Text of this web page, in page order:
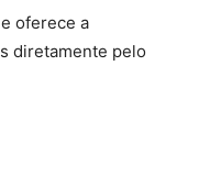
oferece a
diretamente pelo